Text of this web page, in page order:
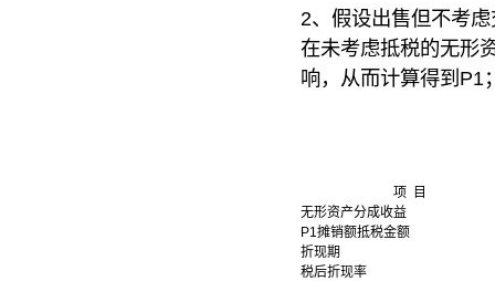
2、假设出售但不考
在未考虑抵税的无形
响，从而计算得到P1
项 目
无形资产分成收益
P1摊销额抵税金额
折现期
税后折现率